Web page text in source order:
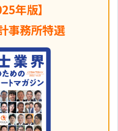
年版】
事務所特選